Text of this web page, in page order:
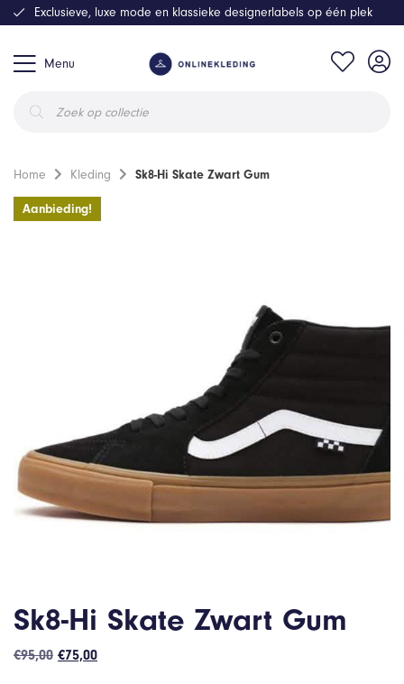
Menu
zoeken
Exclusieve, luxe mode en klassieke designerlabels op één plek
Home Kleding Sk8-Hi Skate Zwart Gum
Aanbieding!
Sk8-Hi Skate Zwart Gum
€95,00 Oorspronkelijke
€75,00Huidige